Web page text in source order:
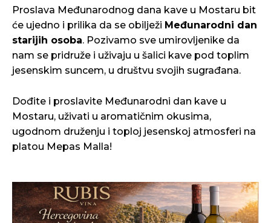
Proslava Međunarodnog dana kave u Mostaru bit
će ujedno i prilika da se obilježi Međunarodni dan
starijih osoba. Pozivamo sve umirovljenike da
nam se pridruže i uživaju u šalici kave pod toplim
jesenskim suncem, u društvu svojih sugrađana.
Dođite i proslavite Međunarodni dan kave u
Mostaru, uživati u aromatičnim okusima,
ugodnom druženju i toploj jesenskoj atmosferi na
platou Mepas Malla!